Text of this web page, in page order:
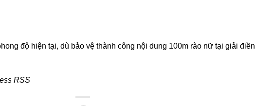
độ hiện tại, dù bảo vệ thành công nội dung 100m rào nữ tại giải điền
RSS